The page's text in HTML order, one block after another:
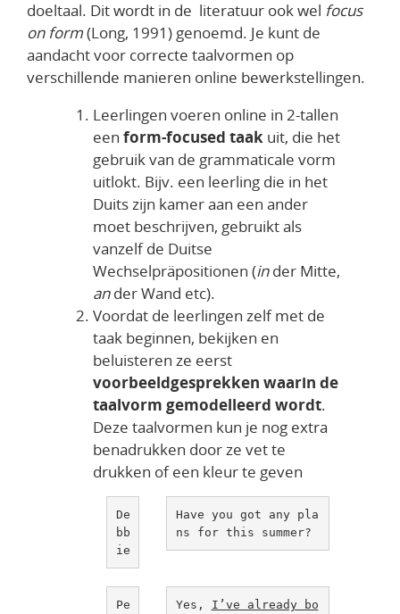
doeltaal. Dit wordt in de literatuur ook wel focus
on form(Long, 1991) genoemd. Je kunt de
aandacht voor correcte taalvormen op
verschillende manieren online bewerkstellingen.
Leerlingen voeren online in 2-tallen
een form-focused taak uit, die het
gebruik van de grammaticale vorm
uitlokt. Bijv. een leerling die in het
Duits zijn kamer aan een ander
moet beschrijven, gebruikt als
vanzelf de Duitse
Wechselpräpositionen (inder Mitte,
ander Wand etc).
Voordat de leerlingen zelf met de
taak beginnen, bekijken en
beluisteren ze eerst
voorbeeldgesprekken waarin de
taalvorm gemodelleerd wordt.
Deze taalvormen kun je nog extra
benadrukken door ze vet te
drukken of een kleur te geven
De
bb
ie
Have you got any pla
ns for this summer?
Pe
Yes, I’ve already bo